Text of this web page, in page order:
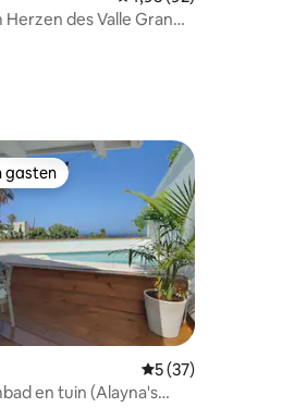
gasten
gasten
Gemiddelde
5 (37)
en tuin (Alayna's